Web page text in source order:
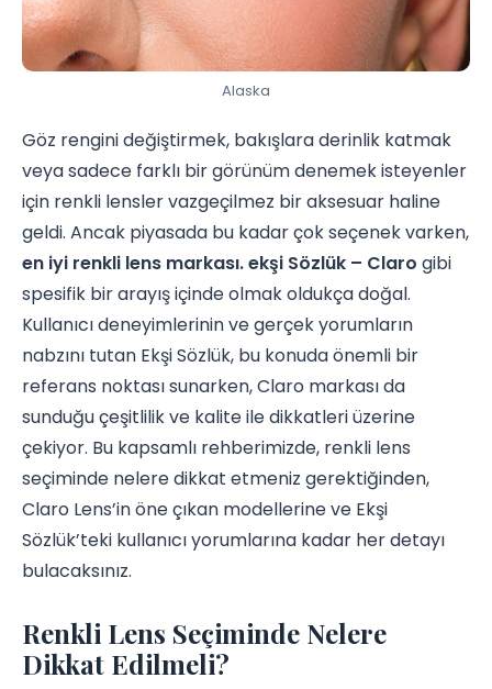
Alaska
Göz rengini değiştirmek, bakışlara derinlik katmak
veya sadece farklı bir görünüm denemek isteyenler
için renkli lensler vazgeçilmez bir aksesuar haline
geldi. Ancak piyasada bu kadar çok seçenek varken,
en iyi renkli lens markası. ekşi Sözlük – Claro gibi
spesifik bir arayış içinde olmak oldukça doğal.
Kullanıcı deneyimlerinin ve gerçek yorumların
nabzını tutan Ekşi Sözlük, bu konuda önemli bir
referans noktası sunarken, Claro markası da
sunduğu çeşitlilik ve kalite ile dikkatleri üzerine
çekiyor. Bu kapsamlı rehberimizde, renkli lens
seçiminde nelere dikkat etmeniz gerektiğinden,
Claro Lens’in öne çıkan modellerine ve Ekşi
Sözlük’teki kullanıcı yorumlarına kadar her detayı
bulacaksınız.
Renkli Lens Seçiminde Nelere
Dikkat Edilmeli?